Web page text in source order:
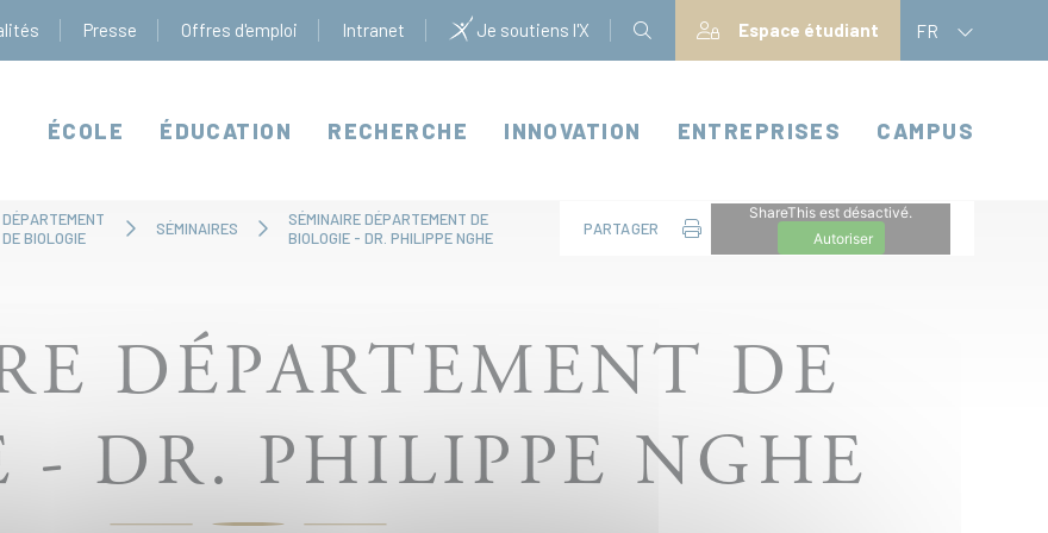
Presse Offres d'emploi Intranet Je soutiens l'X Espace étudiant FR
ÉCOLE ÉDUCATION RECHERCHE INNOVATION ENTREPRISES CAMPUS
DÉPARTEMENT
DE BIOLOGIE
SÉMINAIRES
SÉMINAIRE DÉPARTEMENT DE
BIOLOGIE - DR. PHILIPPE NGHE
PARTAGER
ShareThis est désactivé.
Autoriser
DÉPARTEMENT DE
- DR. PHILIPPE NGHE